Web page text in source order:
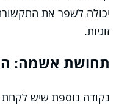
יכולה לשפר את התקשורת
זוגיות.
תחושת אשמה:
נקודה נוספת שיש